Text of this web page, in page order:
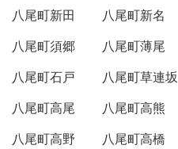
八尾町新田
八尾町新名
八尾町須郷
八尾町薄尾
八尾町石戸
八尾町草連坂
八尾町高尾
八尾町高熊
八尾町高野
八尾町高橋